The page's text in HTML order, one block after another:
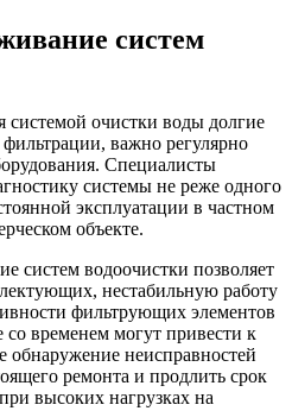
систем
системой очистки воды долгие
важно регулярно
Специалисты
системы не реже одного
эксплуатации в частном
объекте.
систем водоочистки позволяет
нестабильную работу
фильтрующих элементов
временем могут привести к
обнаружение неисправностей
ремонта и продлить срок
высоких нагрузках на